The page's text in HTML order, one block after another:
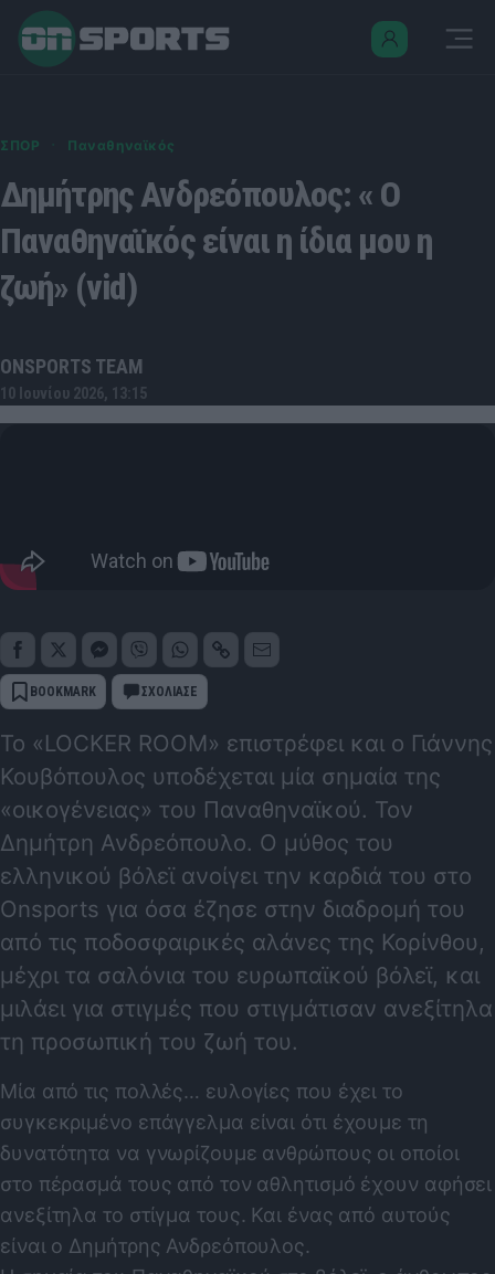
ΣΠΟΡ Παναθηναϊκός
Δημήτρης Ανδρεόπουλος: « Ο
Παναθηναϊκός είναι η ίδια μου η
ζωή» (vid)
ONSPORTS TEAM
10 Ιουνίου 2026, 13:15
BOOKMARK ΣΧΟΛΙΑΣΕ
Το «LOCKER ROOM» επιστρέφει και ο Γιάννης
Κουβόπουλος υποδέχεται μία σημαία της
«οικογένειας» του Παναθηναϊκού. Τον
Δημήτρη Ανδρεόπουλο. Ο μύθος του
ελληνικού βόλεϊ ανοίγει την καρδιά του στο
Onsports για όσα έζησε στην διαδρομή του
από τις ποδοσφαιρικές αλάνες της Κορίνθου,
μέχρι τα σαλόνια του ευρωπαϊκού βόλεϊ, και
μιλάει για στιγμές που στιγμάτισαν ανεξίτηλα
τη προσωπική του ζωή του.
Μία από τις πολλές… ευλογίες που έχει το
συγκεκριμένο επάγγελμα είναι ότι έχουμε τη
δυνατότητα να γνωρίζουμε ανθρώπους οι οποίοι
στο πέρασμά τους από τον αθλητισμό έχουν αφήσει
ανεξίτηλα το στίγμα τους. Και ένας από αυτούς
είναι ο Δημήτρης Ανδρεόπουλος.